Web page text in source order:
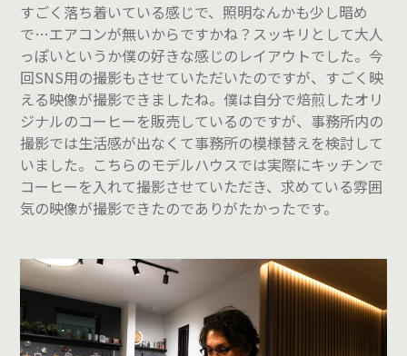
すごく落ち着いている感じで、照明なんかも少し暗め
で…エアコンが無いからですかね？スッキリとして大人
っぽいというか僕の好きな感じのレイアウトでした。今
回SNS用の撮影もさせていただいたのですが、すごく映
える映像が撮影できましたね。僕は自分で焙煎したオリ
ジナルのコーヒーを販売しているのですが、事務所内の
撮影では生活感が出なくて事務所の模様替えを検討して
いました。こちらのモデルハウスでは実際にキッチンで
コーヒーを入れて撮影させていただき、求めている雰囲
気の映像が撮影できたのでありがたかったです。